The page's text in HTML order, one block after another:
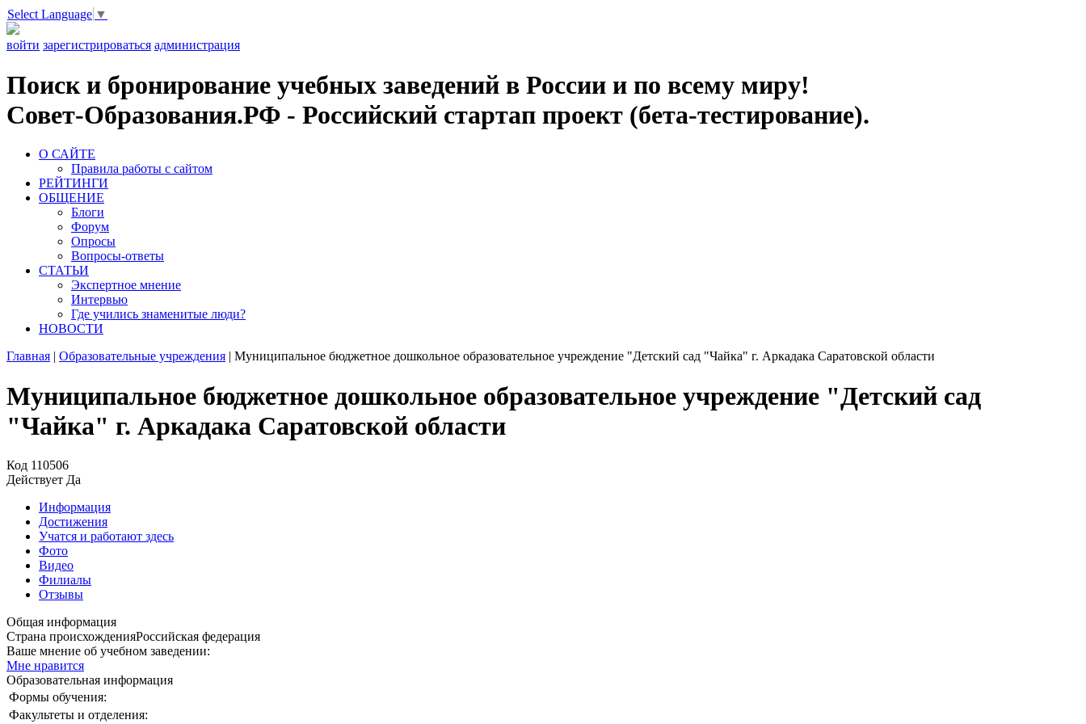
Select Language ▼
войти зарегистрироваться администрация
Поиск и бронирование учебных заведений в России и по всему миру!
Совет-Образования.РФ - Российский стартап проект (бета-тестирование).
О САЙТЕ
Правила работы с сайтом
РЕЙТИНГИ
ОБЩЕНИЕ
Блоги
Форум
Опросы
Вопросы-ответы
СТАТЬИ
Экспертное мнение
Интервью
Где учились знаменитые люди?
НОВОСТИ
Главная | Образовательные учреждения | Муниципальное бюджетное дошкольное образовательное учреждение "Детский сад "Чайка" г. Аркадака Саратовской области
Муниципальное бюджетное дошкольное образовательное учреждение "Детский сад
"Чайка" г. Аркадака Саратовской области
Код 110506
Действует Да
Информация
Достижения
Учатся и работают здесь
Фото
Видео
Филиалы
Отзывы
Общая информация
Страна происхожденияРоссийская федерация
Ваше мнение об учебном заведении:
Мне нравится
Образовательная информация
Формы обучения:
Факультеты и отделения: